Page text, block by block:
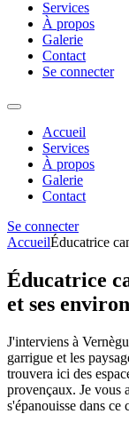
Services
À propos
Galerie
Contact
Se connecter
Accueil
Services
À propos
Galerie
Contact
Se connecter
AccueilÉducatrice
Éducatrice
et ses
J'interviens à
garrigue et les
trouvera ici des
provençaux. Je vous
s'épanouisse dans ce